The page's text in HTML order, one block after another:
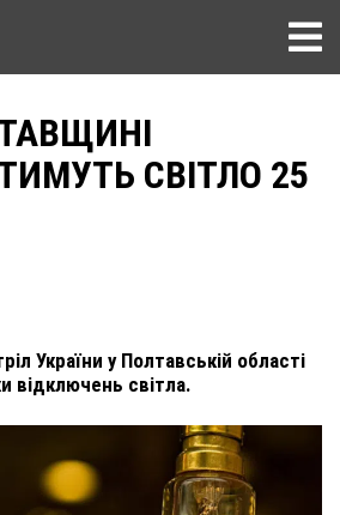
СВІТЛО 25
України у Полтавській області
відключень світла.